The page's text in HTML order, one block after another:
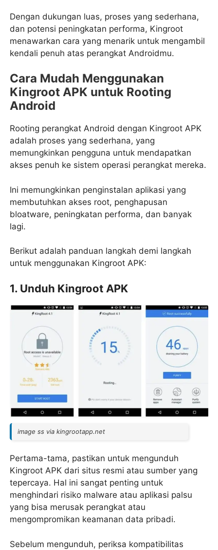
Dengan dukungan luas, proses yang sederhana,
dan potensi peningkatan performa, Kingroot
menawarkan cara yang menarik untuk mengambil
kendali penuh atas perangkat Androidmu.
Cara Mudah Menggunakan
Kingroot APK untuk Rooting
Android
Rooting perangkat Android dengan Kingroot APK
adalah proses yang sederhana, yang
memungkinkan pengguna untuk mendapatkan
akses penuh ke sistem operasi perangkat mereka.
Ini memungkinkan penginstalan aplikasi yang
membutuhkan akses root, penghapusan
bloatware, peningkatan performa, dan banyak
lagi.
Berikut adalah panduan langkah demi langkah
untuk menggunakan Kingroot APK:
1. Unduh Kingroot APK
image ss via kingrootapp.net
Pertama-tama, pastikan untuk mengunduh
Kingroot APK dari situs resmi atau sumber yang
tepercaya. Hal ini sangat penting untuk
menghindari risiko malware atau aplikasi palsu
yang bisa merusak perangkat atau
mengompromikan keamanan data pribadi.
Sebelum mengunduh, periksa kompatibilitas